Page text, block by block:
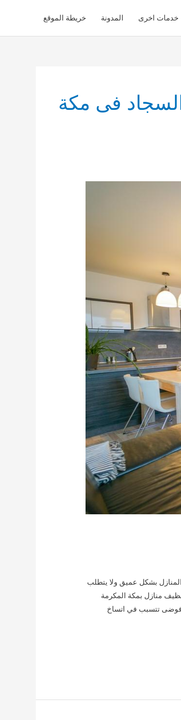
خدمات اخرى المدونة خريطة الموقع
فى مكة
بشكل عميق ولا يتطلب
منازل بمكة المكرمة
فوضى تتسبب في اتساخ